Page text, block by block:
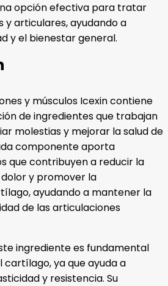
opción efectiva para tratar
y articulares, ayudando a
y el bienestar general.
y músculos Icexin contiene
de ingredientes que trabajan
molestias y mejorar la salud de
componente aporta
que contribuyen a reducir la
y promover la
ayudando a mantener la
de las articulaciones
ingrediente es fundamental
cartílago, ya que ayuda a
y resistencia. Su